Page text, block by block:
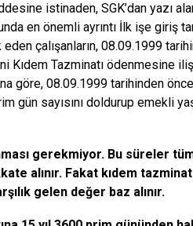
istinaden, SGK’dan yazı
en önemli ayrıntı İlk işe giriş
çalışanların, 08.09.1999
Kıdem Tazminatı ödenmesine
göre, 08.09.1999 tarihinden
gün sayısını doldurup emekli
gerekmiyor. Bu süreler
alınır. Fakat kıdem
gelen değer baz alınır.